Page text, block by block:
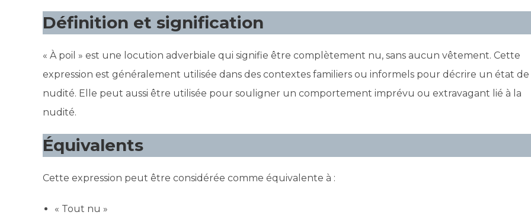
Définition et signification
« À poil » est une locution adverbiale qui signifie être complètement nu, sans aucun vêtement. Cette
expression est généralement utilisée dans des contextes familiers ou informels pour décrire un état de
nudité. Elle peut aussi être utilisée pour souligner un comportement imprévu ou extravagant lié à la
nudité.
Équivalents
Cette expression peut être considérée comme équivalente à :
« Tout nu »